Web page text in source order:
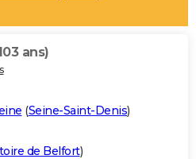
ans)
(Seine-Saint-Denis)
de Belfort)